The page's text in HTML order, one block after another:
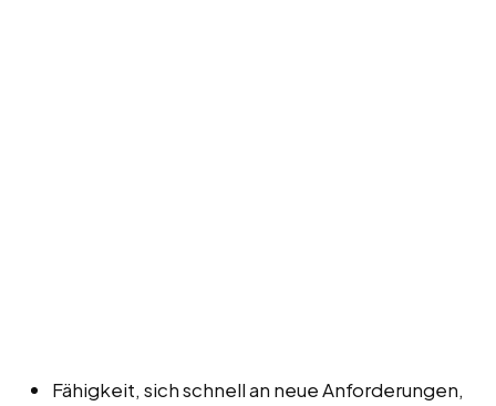
Fähigkeit, sich schnell an neue Anforderungen,